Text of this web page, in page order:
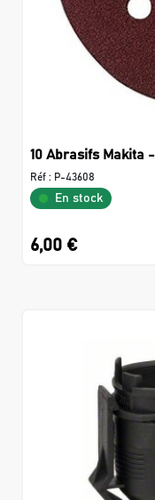
10 Abrasifs Makita
Réf : P-43608
En stock
6,00 €